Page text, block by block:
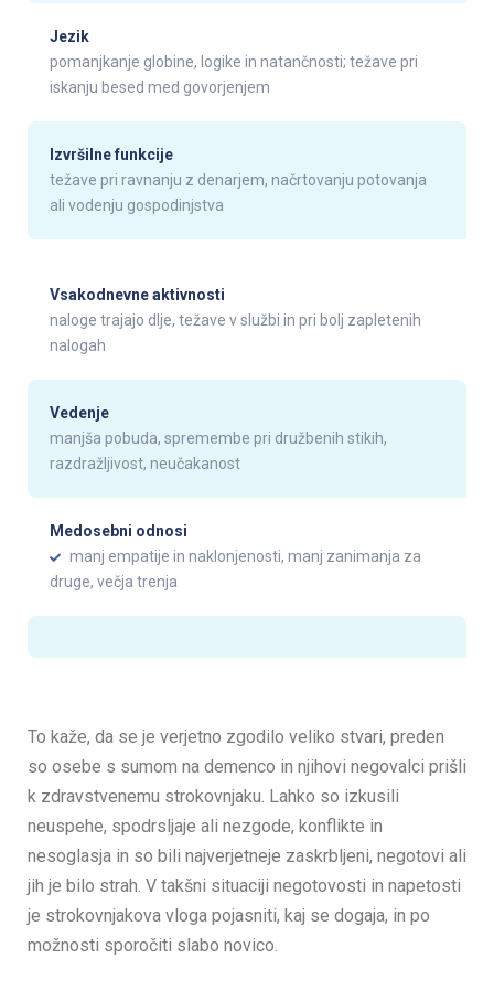
Jezik
pomanjkanje globine, logike in natančnosti; težave pri
iskanju besed med govorjenjem
Izvršilne funkcije
težave pri ravnanju z denarjem, načrtovanju potovanja
ali vodenju gospodinjstva
Vsakodnevne aktivnosti
naloge trajajo dlje, težave v službi in pri bolj zapletenih
nalogah
Vedenje
manjša pobuda, spremembe pri družbenih stikih,
razdražljivost, neučakanost
Medosebni odnosi
manj empatije in naklonjenosti, manj zanimanja za
druge, večja trenja
To kaže, da se je verjetno zgodilo veliko stvari, preden
so osebe s sumom na demenco in njihovi negovalci prišli
k zdravstvenemu strokovnjaku. Lahko so izkusili
neuspehe, spodrsljaje ali nezgode, konflikte in
nesoglasja in so bili najverjetneje zaskrbljeni, negotovi ali
jih je bilo strah. V takšni situaciji negotovosti in napetosti
je strokovnjakova vloga pojasniti, kaj se dogaja, in po
možnosti sporočiti slabo novico.